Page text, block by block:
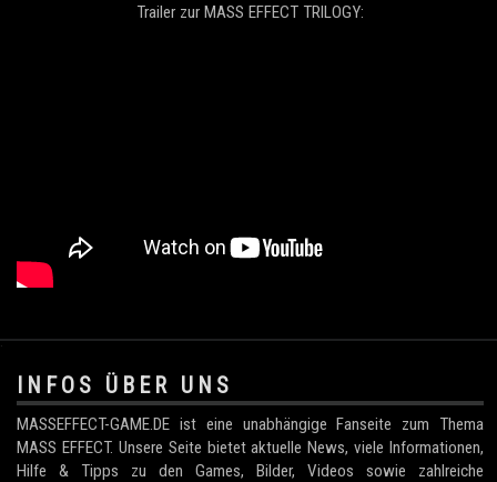
Trailer zur MASS EFFECT TRILOGY:
.
INFOS ÜBER UNS
MASSEFFECT-GAME.DE ist eine unabhängige Fanseite zum Thema
MASS EFFECT. Unsere Seite bietet aktuelle News, viele Informationen,
Hilfe & Tipps zu den Games, Bilder, Videos sowie zahlreiche